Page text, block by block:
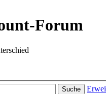
Forum
Suche